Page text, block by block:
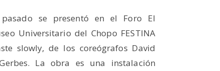
se presentó en el Foro El
Universitario del Chopo FESTINA
slowly, de los coreógrafos David
La obra es una instalación